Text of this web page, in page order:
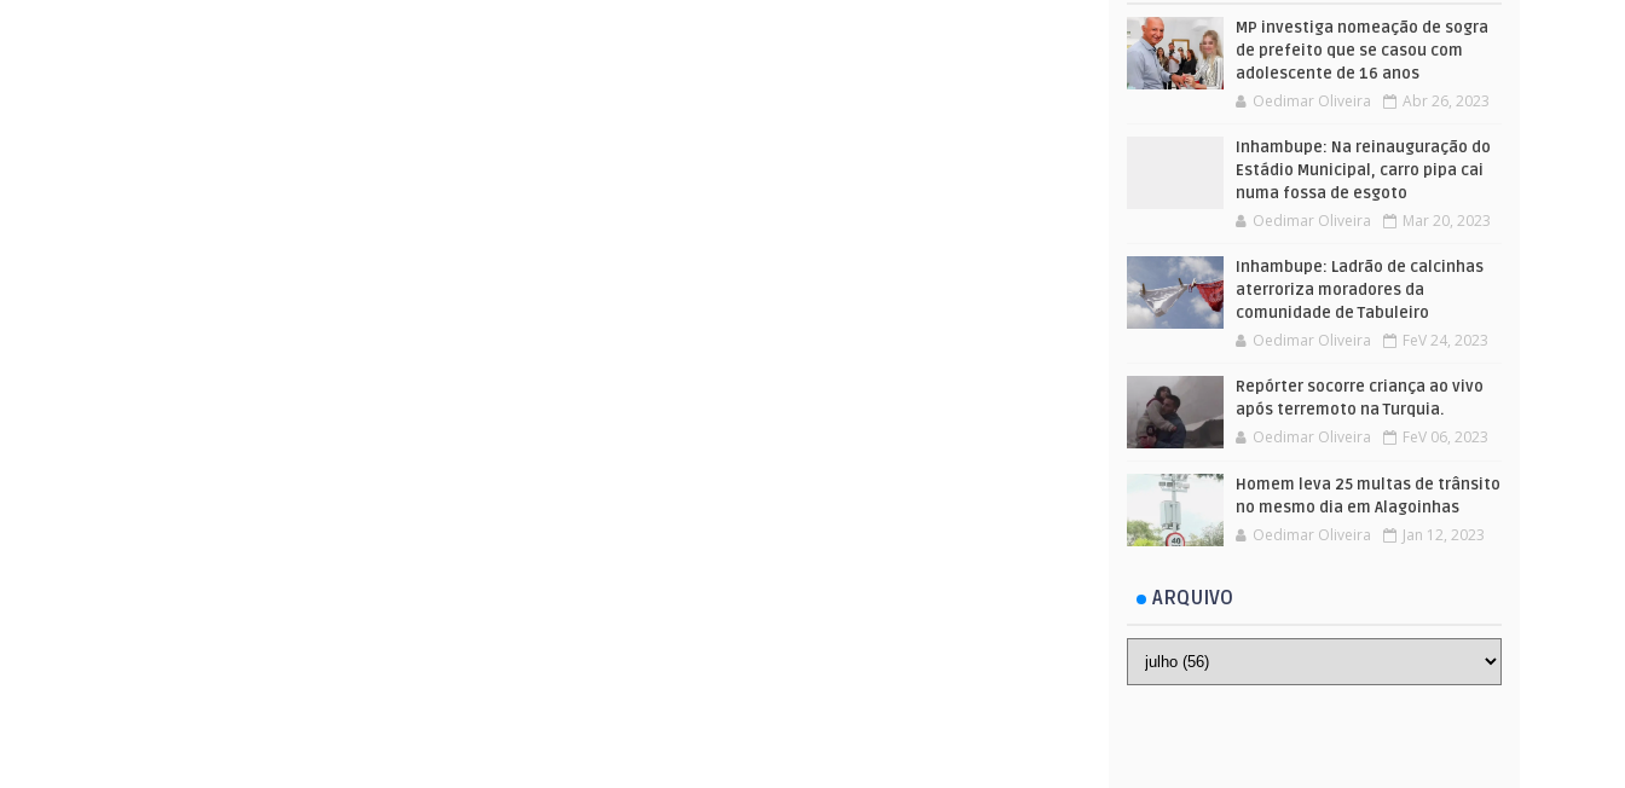
MP investiga nomeação de sogra
de prefeito que se casou com
adolescente de 16 anos
Oedimar Oliveira Abr 26, 2023
Inhambupe: Na reinauguração do
Estádio Municipal, carro pipa cai
numa fossa de esgoto
Oedimar Oliveira Mar 20, 2023
Inhambupe: Ladrão de calcinhas
aterroriza moradores da
comunidade de Tabuleiro
Oedimar Oliveira FeV 24, 2023
Repórter socorre criança ao vivo
após terremoto na Turquia.
Oedimar Oliveira FeV 06, 2023
Homem leva 25 multas de trânsito
no mesmo dia em Alagoinhas
Oedimar Oliveira Jan 12, 2023
ARQUIVO